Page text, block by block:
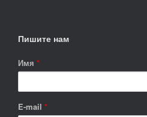
Пишите нам
Имя *
E-mail *